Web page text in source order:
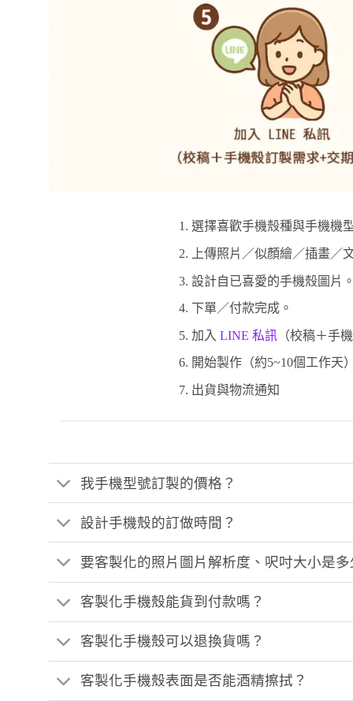
選擇喜歡手機殼種與手機機
上傳照片／似顏繪／插畫／
設計自已喜愛的手機殼圖片
下單／付款完成。
加入 LINE 私訊（校稿＋手
開始製作（約5~10個工作天
出貨與物流通知
我手機型號訂製的價格？
設計手機殼的訂做時間？
要客製化的照片圖片解析度、呎吋大小是多
客製化手機殼能貨到付款嗎？
客製化手機殼可以退換貨嗎？
客製化手機殼表面是否能酒精擦拭？